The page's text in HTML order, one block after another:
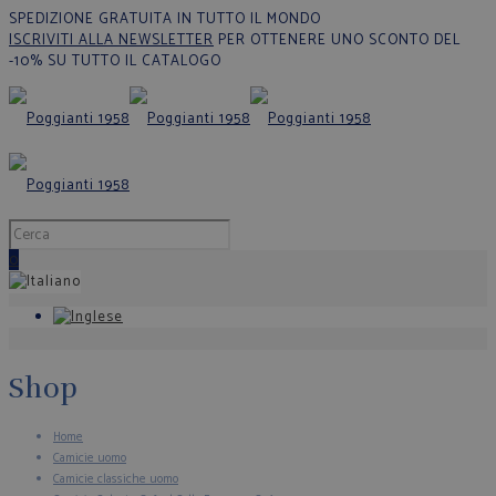
SPEDIZIONE GRATUITA IN TUTTO IL MONDO
ISCRIVITI ALLA NEWSLETTER PER OTTENERE UNO SCONTO DEL
-10% SU TUTTO IL CATALOGO
0
Shop
Home
Camicie uomo
Camicie classiche uomo